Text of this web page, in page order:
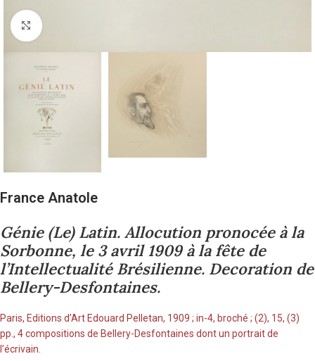
Cliquez pour agrandir
France Anatole
Génie (Le) Latin. Allocution pronocée à la
Sorbonne, le 3 avril 1909 à la fête de
l’Intellectualité Brésilienne. Decoration de
Bellery-Desfontaines.
Paris, Editions d’Art Edouard Pelletan, 1909 ; in-4, broché ; (2), 15, (3)
pp., 4 compositions de Bellery-Desfontaines dont un portrait de
l’écrivain.